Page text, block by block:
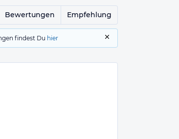
Bewertungen Empfehlung
findest Du hier